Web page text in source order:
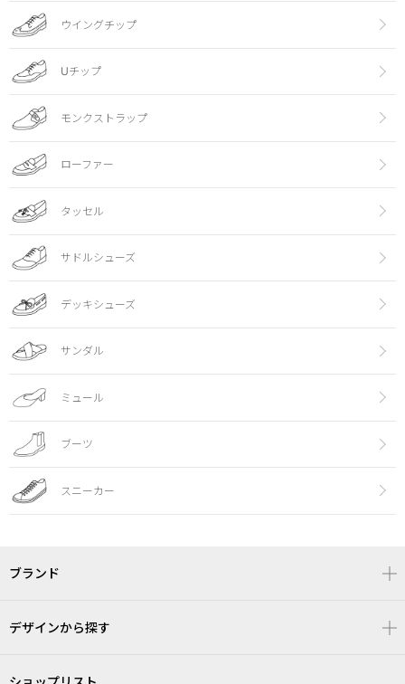
ウイングチップ
Uチップ
モンクストラップ
ローファー
タッセル
サドルシューズ
デッキシューズ
サンダル
ミュール
ブーツ
スニーカー
ブランド
デザインから探す